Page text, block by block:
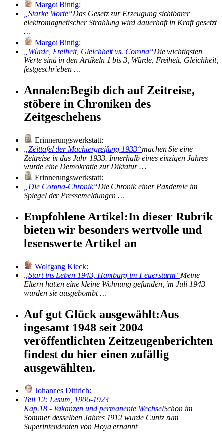
Margot Bintig:
Starke Worte Das Gesetz zur Erzeugung sichtbarer
elektromagnetischer Strahlung wird dauerhaft in Kraft gesetzt
…
Margot Bintig:
Würde, Freiheit, Gleichheit vs. Corona Die wichtigsten
Werte sind in den Artikeln 1 bis 3, Würde, Freiheit, Gleichheit,
festgeschrieben …
Annalen:Begib dich auf Zeitreise,
stöbere in Chroniken des
Zeitgeschehens
Erinnerungswerkstatt:
Zeittafel der Machtergreifung 1933 machen Sie eine
Zeitreise in das Jahr 1933. Innerhalb eines einzigen Jahres
wurde eine Demokratie zur Diktatur …
Erinnerungswerkstatt:
Die Corona-Chronik Die Chronik einer Pandemie im
Spiegel der Pressemeldungen …
Empfohlene Artikel:In dieser Rubrik
bieten wir besonders wertvolle und
lesenswerte Artikel an
Wolfgang Kieck:
Start ins Leben 1943, Hamburg im Feuersturm
Meine
Eltern hatten eine kleine Wohnung gefunden, im Juli 1943
wurden sie ausgebombt …
Auf gut Glück ausgewählt:Aus
ingesamt 1948 seit 2004
veröffentlichten Zeitzeugenberichten
findest du hier einen zufällig
ausgewählten.
Johannes Dittrich:
Teil 12: Lesum, 1906-1923
Kap.18 - Vakanzen und permanente WechselSchon im
Sommer desselben Jahres 1912 wurde Cuntz zum
Superintendenten von Hoya ernannt